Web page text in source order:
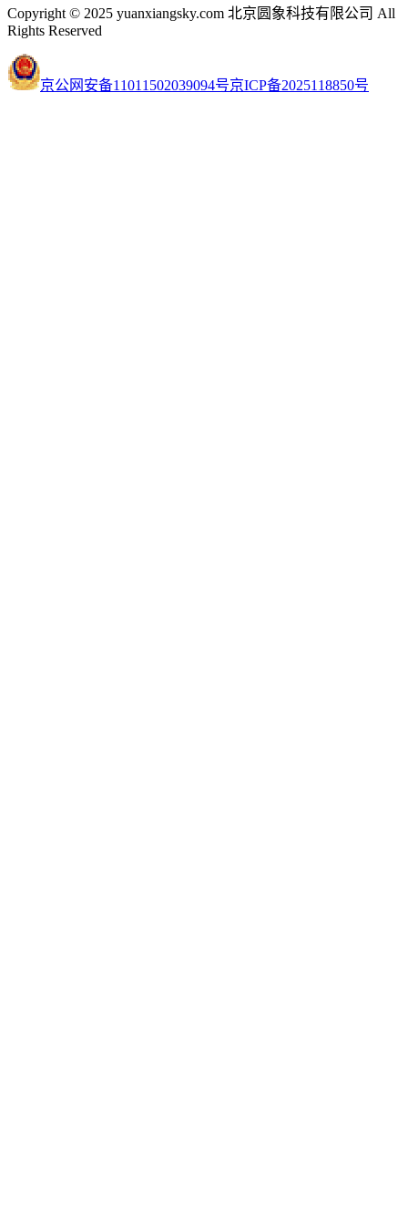
Copyright © 2025 yuanxiangsky.com 北京圆象科技有限公司 All
Rights Reserved
京公网安备11011502039094号京ICP备2025118850号